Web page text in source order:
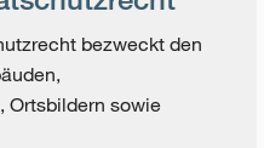
bezweckt den
Ortsbildern sowie